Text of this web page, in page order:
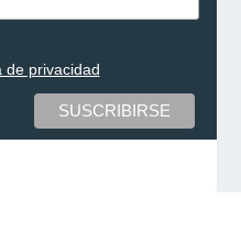
de privacidad